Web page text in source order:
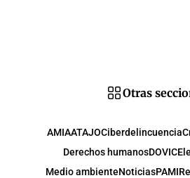
Otras
AMIAATAJOCiberdelincuencia
Derechos humanosDOVIC
Medio ambienteNoticiasPAMI